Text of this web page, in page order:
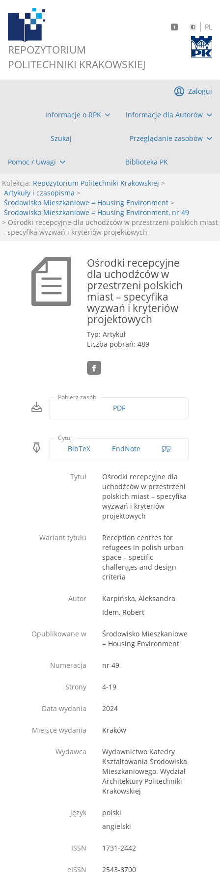
REPOZYTORIUM
POLITECHNIKI KRAKOWSKIEJ
PL
Informacje o RPK Informacje dla Autorów
Szukaj Przeglądanie zasobów
Pomoc / Uwagi Biblioteka PK
Zaloguj
Kolekcja: Repozytorium Politechniki Krakowskiej >
Artykuły i czasopisma >
Środowisko Mieszkaniowe = Housing Environment >
Środowisko Mieszkaniowe = Housing Environment, nr 49
> Ośrodki recepcyjne dla uchodźców w przestrzeni polskich miast
– specyfika wyzwań i kryteriów projektowych
Ośrodki recepcyjne
dla uchodźców w
przestrzeni polskich
miast – specyfika
wyzwań i kryteriów
projektowych
Typ: Artykuł
Liczba pobrań: 489
Pobierz zasób
PDF
Cytuj
BibTeX EndNote
Tytuł
Ośrodki recepcyjne dla
uchodźców w przestrzeni
polskich miast – specyfika
wyzwań i kryteriów
projektowych
Wariant tytułu
Reception centres for
refugees in polish urban
space – specific
challenges and design
criteria
Autor
Karpińska, Aleksandra
Idem, Robert
Opublikowane w
Środowisko Mieszkaniowe
= Housing Environment
Numeracja nr 49
Strony 4-19
Data wydania 2024
Miejsce wydania Kraków
Wydawca
Wydawnictwo Katedry
Kształtowania Środowiska
Mieszkaniowego. Wydział
Architektury Politechniki
Krakowskiej
Język
polski
angielski
ISSN 1731-2442
eISSN 2543-8700